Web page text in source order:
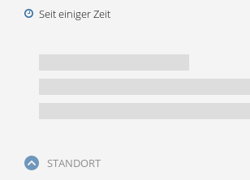
Seit einiger Zeit
STANDORT